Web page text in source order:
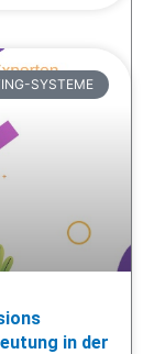
SYSTEME
in der